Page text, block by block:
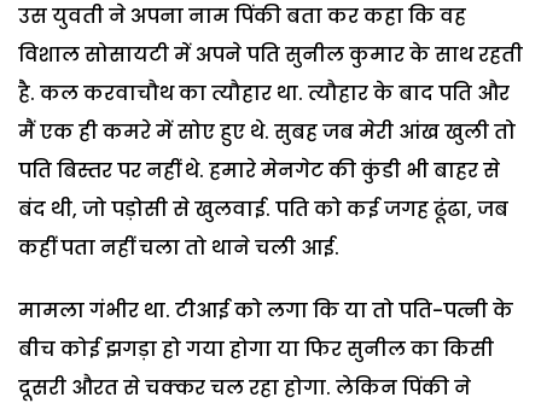
उस युवती ने अपना नाम पिंकी बता कर कहा कि वह
विशाल सोसायटी में अपने पति सुनील कुमार के साथ रहती
है. कल करवाचौथ का त्यौहार था. त्यौहार के बाद पति और
मैं एक ही कमरे में सोए हुए थे. सुबह जब मेरी आंख खुली तो
पति बिस्तर पर नहीं थे. हमारे मेनगेट की कुंडी भी बाहर से
बंद थी, जो पड़ोसी से खुलवाई. पति को कई जगह ढूंढा, जब
कहीं पता नहीं चला तो थाने चली आई.
मामला गंभीर था. टीआई को लगा कि या तो पति-पत्नी के
बीच कोई झगड़ा हो गया होगा या फिर सुनील का किसी
दूसरी औरत से चक्कर चल रहा होगा. लेकिन पिंकी ने